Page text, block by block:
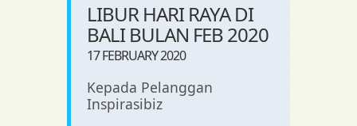
LIBUR HARI RAYA DI
BALI BULAN FEB 2020
17 FEBRUARY 2020
Kepada Pelanggan
Inspirasibiz